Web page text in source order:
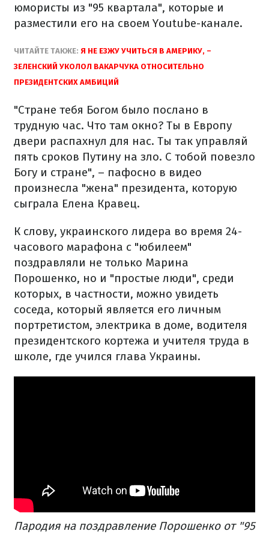
юмористы из "95 квартала", которые и
разместили его на своем Youtube-канале.
ЧИТАЙТЕ ТАКЖЕ: Я НЕ ЕЗЖУ УЧИТЬСЯ В АМЕРИКУ, –
ЗЕЛЕНСКИЙ УКОЛОЛ ВАКАРЧУКА ОТНОСИТЕЛЬНО
ПРЕЗИДЕНТСКИХ АМБИЦИЙ
"Стране тебя Богом было послано в
трудную час. Что там окно? Ты в Европу
двери распахнул для нас. Ты так управляй
пять сроков Путину на зло. С тобой повезло
Богу и стране", – пафосно в видео
произнесла "жена" президента, которую
сыграла Елена Кравец.
К слову, украинского лидера во время 24-
часового марафона с "юбилеем"
поздравляли не только Марина
Порошенко, но и "простые люди", среди
которых, в частности, можно увидеть
соседа, который является его личным
портретистом, электрика в доме, водителя
президентского кортежа и учителя труда в
школе, где учился глава Украины.
Пародия на поздравление Порошенко от "95